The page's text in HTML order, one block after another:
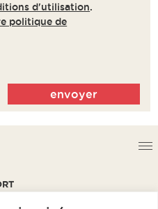
d'utilisation.
politique de